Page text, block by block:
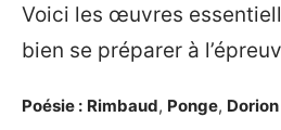
Voici les œuvres
bien se préparer à
Poésie : Rimbaud, Ponge, Dorion